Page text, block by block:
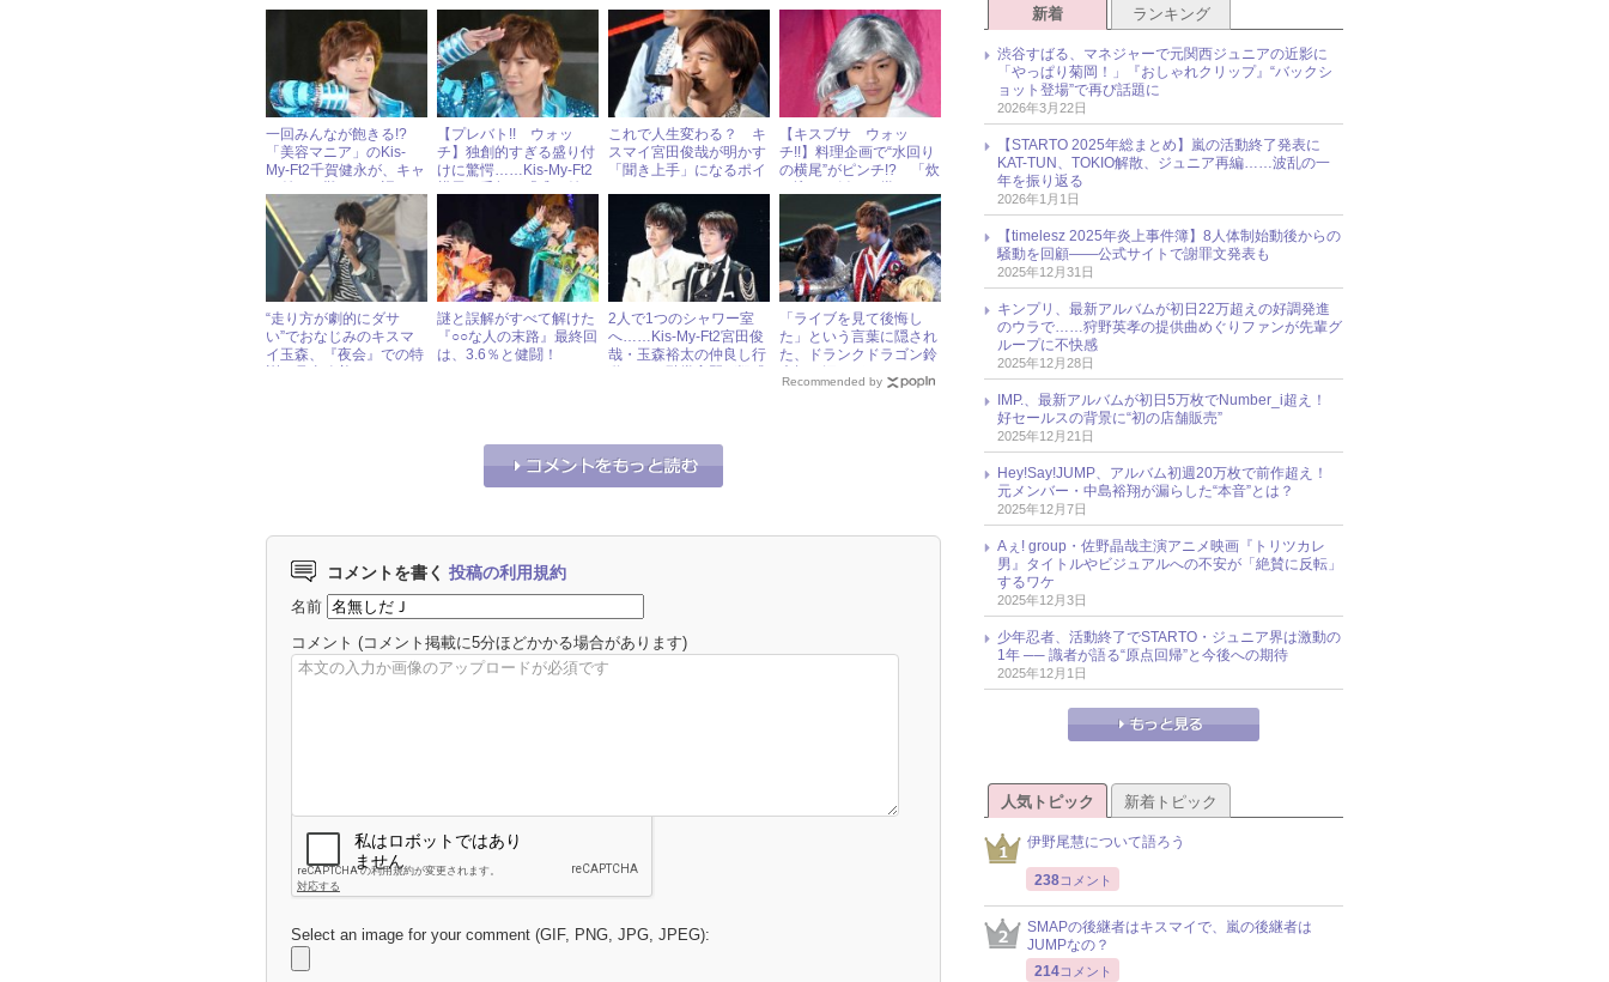
一回みんなが飽きる!?
「美容マニア」のKis-
My-Ft2千賀健永が、キャ
【プレバト!! ウォッ
チ】独創的すぎる盛り付
けに驚愕……Kis-My-Ft2
け」の調子はイマイチ!?
これで人生変わる？ キ
スマイ宮田俊哉が明かす
「聞き上手」になるポイ
【キスブサ ウォッ
チ!!】料理企画で“水回り
の横尾”がピンチ!? 「炊
位を獲得したのは……？
“走り方が劇的にダサ
い”でおなじみのキスマ
イ玉森、『夜会』での特
謎と誤解がすべて解けた
『○○な人の末路』最終回
は、3.6％と健闘！
2人で1つのシャワー室
へ……Kis-My-Ft2宮田俊
哉・玉森裕太の仲良し行
「ライブを見て後悔し
た」という言葉に隠され
た、ドランクドラゴン鈴
木拓の深すぎる“A.B.C-Z
愛”
Recommended by
コメントを書く 投稿の利用規約
名前
コメント (コメント掲載に5分ほどかかる場合があります)
Select an image for your comment (GIF, PNG, JPG, JPEG):
新着 ランキング
渋谷すばる、マネジャーで元関西ジュニアの近影に
「やっぱり菊岡！」『おしゃれクリップ』“バックシ
ョット登場”で再び話題に
2026年3月22日
【STARTO 2025年総まとめ】嵐の活動終了発表に
KAT-TUN、TOKIO解散、ジュニア再編……波乱の一
年を振り返る
2026年1月1日
【timelesz 2025年炎上事件簿】8人体制始動後からの
騒動を回顧――公式サイトで謝罪文発表も
2025年12月31日
キンプリ、最新アルバムが初日22万超えの好調発進
のウラで……狩野英孝の提供曲めぐりファンが先輩グ
ループに不快感
2025年12月28日
IMP.、最新アルバムが初日5万枚でNumber_i超え！
好セールスの背景に“初の店舗販売”
2025年12月21日
Hey!Say!JUMP、アルバム初週20万枚で前作超え！
元メンバー・中島裕翔が漏らした“本音”とは？
2025年12月7日
Aぇ! group・佐野晶哉主演アニメ映画『トリツカレ
男』タイトルやビジュアルへの不安が「絶賛に反転」
するワケ
2025年12月3日
少年忍者、活動終了でSTARTO・ジュニア界は激動の
1年 ── 識者が語る“原点回帰”と今後への期待
2025年12月1日
人気トピック 新着トピック
伊野尾慧について語ろう
238コメント
SMAPの後継者はキスマイで、嵐の後継者は
JUMPなの？
214コメント